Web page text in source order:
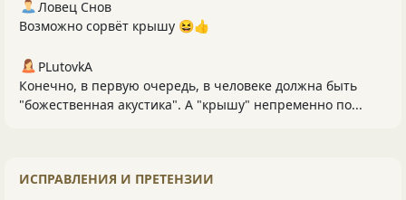
Ловец Снов
Возможно сорвёт крышу 😆👍
PLutоvkА
Конечно, в первую очередь, в человеке должна быть
"божественная акустика". А "крышу" непременно по...
ИСПРАВЛЕНИЯ И ПРЕТЕНЗИИ